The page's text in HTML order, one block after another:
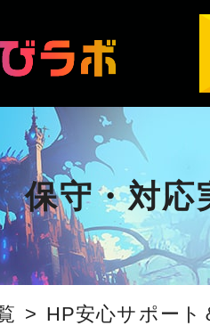
保守・対応
HP安心サポート